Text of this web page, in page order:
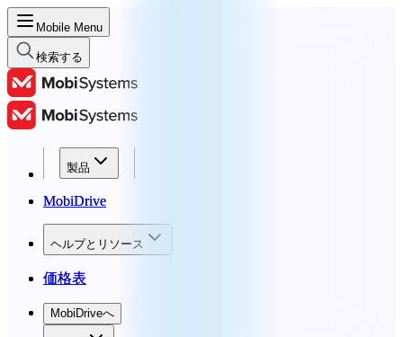
Mobile Menu
検索する
製品
MobiDrive
ヘルプとリソース
価格表
MobiDriveへ
製品
MobiDrive
ヘルプとリソース
価格表
MobiDriveへ